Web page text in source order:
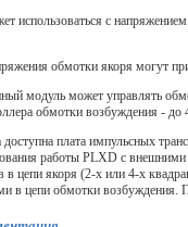
использоваться с
обмотки якоря могут
модуль может управлять
обмотки возбуждения - до
доступна плата импульсных
работы PLXD с
в цепи якоря (2-х или 4-х
в цепи обмотки возбуждения.